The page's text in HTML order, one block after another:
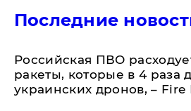
Последние
Российская ПВО
ракеты, которые в 4 раза
украинских дронов, – Fire